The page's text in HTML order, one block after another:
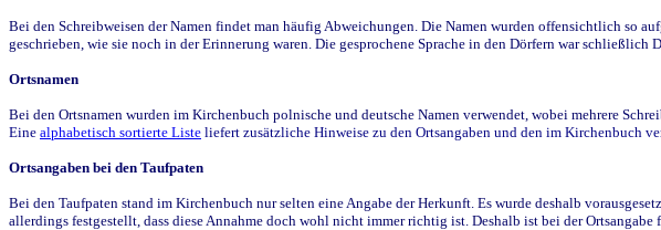
Bei den Schreibweisen der Namen findet man häufig Abweichungen. Die Namen wurden offensichtlich so
geschrieben, wie sie noch in der Erinnerung waren. Die gesprochene Sprache in den Dörfern war
Ortsnamen
Bei den Ortsnamen wurden im Kirchenbuch polnische und deutsche Namen verwendet, wobei mehrere
Eine alphabetisch sortierte Liste liefert zusätzliche Hinweise zu den Ortsangaben und den im Kirchenbuch
Ortsangaben bei den Taufpaten
Bei den Taufpaten stand im Kirchenbuch nur selten eine Angabe der Herkunft. Es wurde deshalb
allerdings festgestellt, dass diese Annahme doch wohl nicht immer richtig ist. Deshalb ist bei der